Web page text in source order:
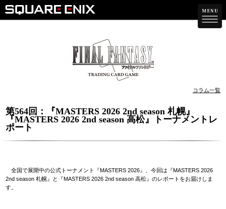
コラム一覧
第564回：『MASTERS 2026 2nd season 札幌』
『MASTERS 2026 2nd season 高松』トーナメントレ
ポート
全国で展開中の公式トーナメント『MASTERS 2026』、今回は『MASTERS 2026
2nd season 札幌』と『MASTERS 2026 2nd season 高松』のレポートをお届けしま
す。